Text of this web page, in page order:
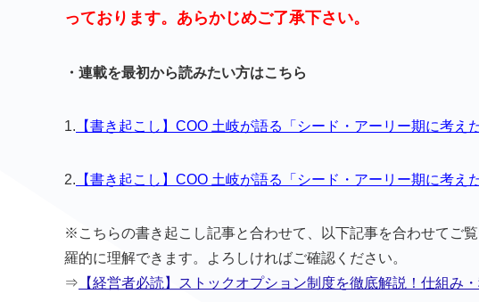
っております。あらかじめご了承下さい。
・連載を最初から読みたい方はこちら
1. 【書き起こし】COO 土岐が語る「シード・アーリー期に考え
2. 【書き起こし】COO 土岐が語る「シード・アーリー期に考え
※こちらの書き起こし記事と合わせて、以下記事を合わせてご
羅的に理解できます。よろしければご確認ください。
⇒ 【経営者必読】ストックオプション制度を徹底解説！仕組み